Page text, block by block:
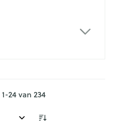
1-24van 234